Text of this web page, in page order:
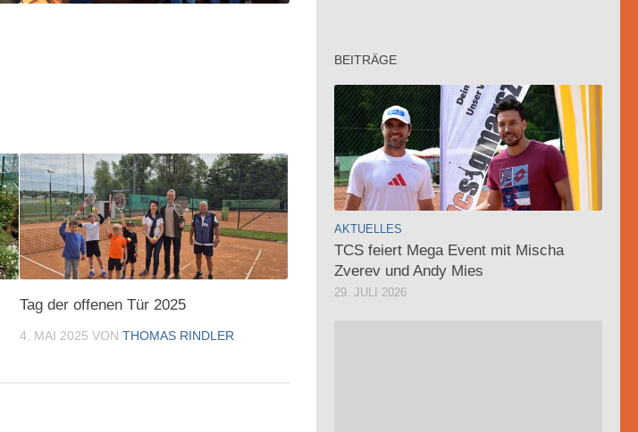
Tag der offenen Tür 2025
4. MAI 2025 VONTHOMAS RINDLER
BEITRÄGE
AKTUELLES
TCS feiert Mega Event mit Mischa
Zverev und Andy Mies
29. JULI 2026